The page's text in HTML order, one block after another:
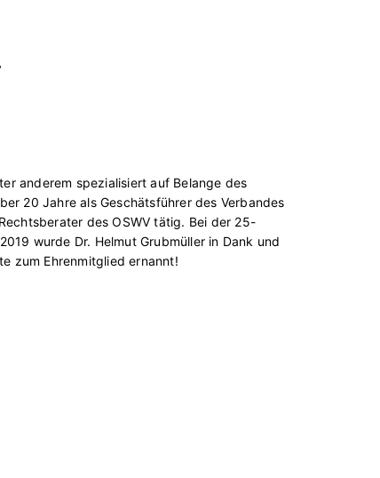
anderem spezialisiert auf Belange des
20 Jahre als Geschätsführer des Verbandes
des OSWV tätig. Bei der 25-
wurde Dr. Helmut Grubmüller in Dank und
zum Ehrenmitglied ernannt!